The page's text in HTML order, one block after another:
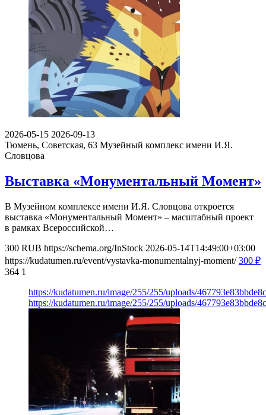
2026-05-15 2026-09-13
Тюмень, Советская, 63 Музейный комплекс имени И.Я.
Словцова
Выставка «Монументальный Момент»
В Музейном комплексе имени И.Я. Словцова откроется
выставка «Монументальный Момент» – масштабный проект
в рамках Всероссийской…
300 RUB https://schema.org/InStock 2026-05-14T14:49:00+03:00
https://kudatumen.ru/event/vystavka-monumentalnyj-moment/ 300 ₽
364 1
https://kudatumen.ru/image/255/255/uploads/
https://kudatumen.ru/image/255/255/uploads/